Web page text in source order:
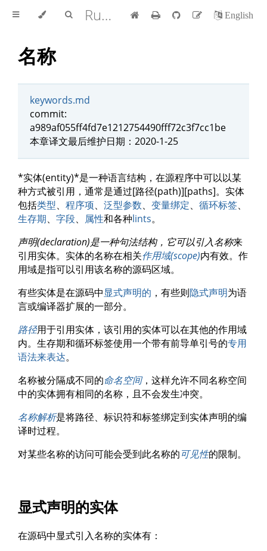
Rust 参考手册 中文版 English
名称
keywords.md
commit:
a989af055ff4fd7e1212754490fff72c3f7cc1be
本章译文最后维护日期：2020-1-25
*实体(entity)*是一种语言结构，在源程序中可以以某
种方式被引用，通常是通过[路径(path)][paths]。实体
包括类型、 程序项、 泛型参数、 变量绑定、 循环标签、
生存期、 字段、 属性和各种lints。
声明(declaration)是一种句法结构，它可以引入名称来
引用实体。实体的名称在相关作用域(scope)内有效。作
用域是指可以引用该名称的源码区域。
有些实体是在源码中显式声明的 ，有些则隐式声明为语
言或编译器扩展的一部分。
路径用于引用实体，该引用的实体可以在其他的作用域
内。生存期和循环标签使用一个带有前导单引号的专用
语法来表达。
名称被分隔成不同的命名空间，这样允许不同名称空间
中的实体拥有相同的名称，且不会发生冲突。
名称解析是将路径、标识符和标签绑定到实体声明的编
译时过程。
对某些名称的访问可能会受到此名称的可见性的限制。
显式声明的实体
在源码中显式引入名称的实体有：